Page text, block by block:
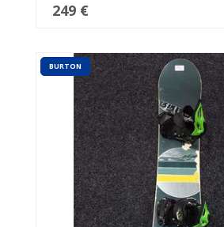
249 €
BURTON